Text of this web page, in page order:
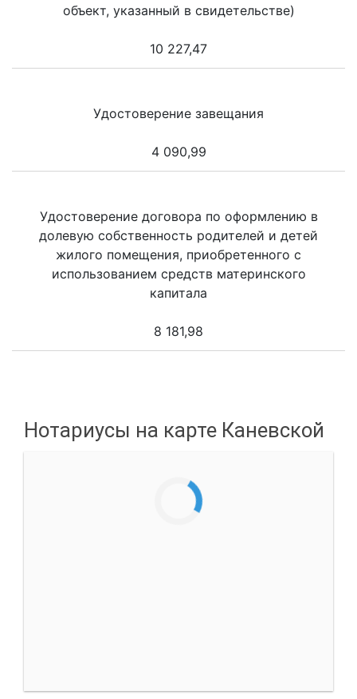
объект, указанный в свидетельстве)
10 227,47
Удостоверение завещания
4 090,99
Удостоверение договора по оформлению в
долевую собственность родителей и детей
жилого помещения, приобретенного с
использованием средств материнского
капитала
8 181,98
Нотариусы на карте Каневской